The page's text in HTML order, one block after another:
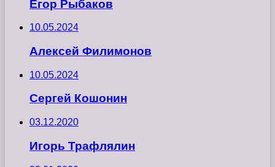
Егор Рыбаков
10.05.2024
Алексей Филимонов
10.05.2024
Сергей Кошонин
03.12.2020
Игорь Трафлялин